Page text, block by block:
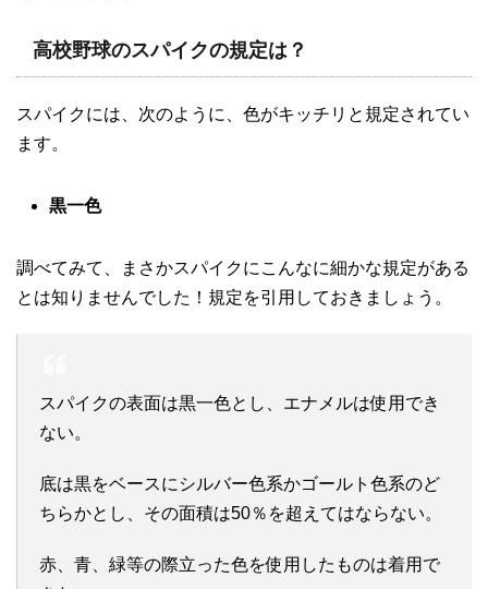
高校野球のスパイクの規定は？
スパイクには、次のように、色がキッチリと規定されてい
ます。
黒一色
調べてみて、まさかスパイクにこんなに細かな規定がある
とは知りませんでした！規定を引用しておきましょう。
スパイクの表面は黒一色とし、エナメルは使用でき
ない。
底は黒をベースにシルバー色系かゴールト色系のど
ちらかとし、その面積は50％を超えてはならない。
赤、青、緑等の際立った色を使用したものは着用で